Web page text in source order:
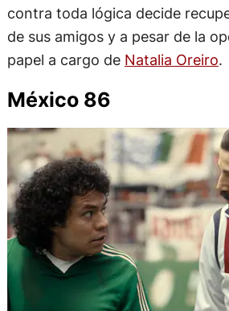
contra toda lógica decide
de sus amigos y a pesar de la
papel a cargo de Natalia Oreiro.
México 86